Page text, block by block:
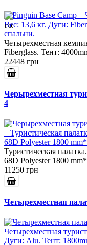
Четырехместная
Fiberglass. Тент:
22448 грн
Черырехместная
4
Туристическая
68D Polyester 1800
11250 грн
Четырехместная